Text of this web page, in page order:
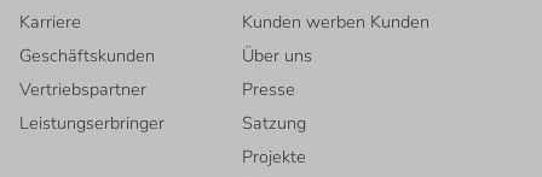
Karriere
Geschäftskunden
Vertriebspartner
Leistungserbringer
Kunden werben Kunden
Über uns
Presse
Satzung
Projekte